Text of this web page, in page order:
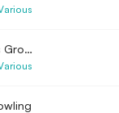
Cougar Hiss Growls